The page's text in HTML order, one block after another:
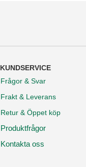
KUNDSERVICE
Frågor & Svar
Frakt & Leverans
Retur & Öppet köp
Produktfrågor
Kontakta oss